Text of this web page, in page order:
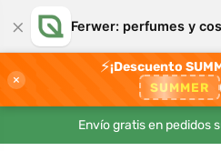
× Ferwer: perfumes y
×
⚡¡Descuento
SUMMER
Envío gratis en pedidos